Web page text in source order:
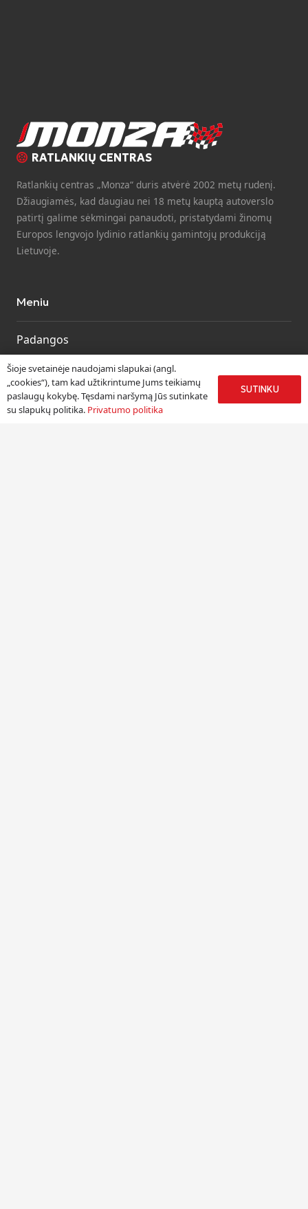
RATLANKIŲ CENTRAS
Ratlankių centras „Monza“ duris atvėrė 2002 metų rudenį.
Džiaugiamės, kad daugiau nei 18 metų kauptą autoverslo
patirtį galime sėkmingai panaudoti, pristatydami žinomų
Europos lengvojo lydinio ratlankių gamintojų produkciją
Lietuvoje.
Meniu
Padangos
Ratlankiai
Kitos prekės
Paslaugos
Šioje svetainėje naudojami slapukai (angl.
„cookies“), tam kad užtikrintume Jums teikiamų
paslaugų kokybę. Tęsdami naršymą Jūs sutinkate
su slapukų politika. Privatumo politika
SUTINKU